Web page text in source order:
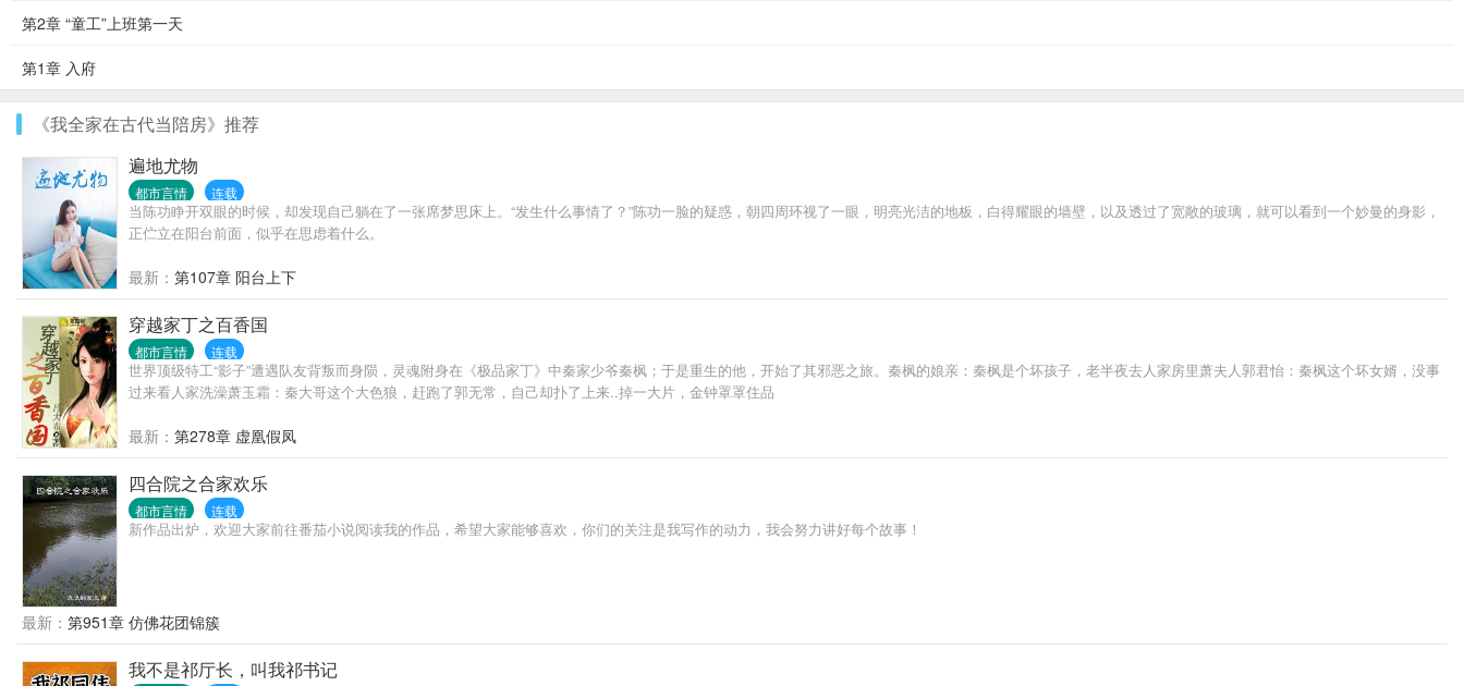
第2章 “童工”上班第一天
第1章 入府
《我全家在古代当陪房》推荐
遍地尤物
都市言情 连载
当陈功睁开双眼的时候，却发现自己躺在了一张席梦思床上。“发生什么事情了？”陈功一脸的疑惑，朝四周环视了一眼，明亮光洁的地板，白得耀眼的墙壁，以及透过了宽敞的玻璃，就可以看到一个妙曼的身影，
正伫立在阳台前面，似乎在思虑着什么。
最新： 第107章 阳台上下
穿越家丁之百香国
都市言情 连载
世界顶级特工“影子”遭遇队友背叛而身陨，灵魂附身在《极品家丁》中秦家少爷秦枫；于是重生的他，开始了其邪恶之旅。秦枫的娘亲：秦枫是个坏孩子，老半夜去人家房里萧夫人郭君怡：秦枫这个坏女婿，没事
过来看人家洗澡萧玉霜：秦大哥这个大色狼，赶跑了郭无常，自己却扑了上来..掉一大片，金钟罩罩住品
最新： 第278章 虚凰假凤
四合院之合家欢乐
都市言情 连载
新作品出炉，欢迎大家前往番茄小说阅读我的作品，希望大家能够喜欢，你们的关注是我写作的动力，我会努力讲好每个故事！
最新： 第951章 仿佛花团锦簇
我不是祁厅长，叫我祁书记